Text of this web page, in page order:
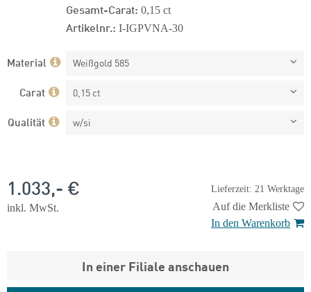
Gesamt-Carat: 0,15 ct
Artikelnr.: I-IGPVNA-30
Material Weißgold 585
Carat 0,15 ct
Qualität w/si
Lieferzeit: 21 Werktage
1.033,- €
inkl. MwSt.
Auf die Merkliste
In den Warenkorb
In einer Filiale anschauen